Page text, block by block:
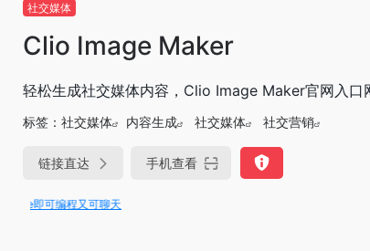
社交媒体
Clio Image Maker
轻松生成社交媒体内容，Clio Image Maker官网入口
标签： 社交媒体 内容生成 社交媒体 社交营销
链接直达 手机查看
程又可聊天